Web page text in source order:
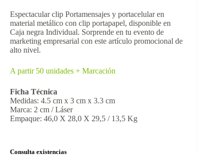
Espectacular clip Portamensajes y portacelular en
material metálico con clip portapapel, disponible en
Caja negra Individual. Sorprende en tu evento de
marketing empresarial con este artículo promocional de
alto nivel.
A partir 50 unidades + Marcación
Ficha Técnica
Medidas: 4.5 cm x 3 cm x 3.3 cm
Marca: 2 cm / Láser
Empaque: 46,0 X 28,0 X 29,5 / 13,5 Kg
Consulta existencias